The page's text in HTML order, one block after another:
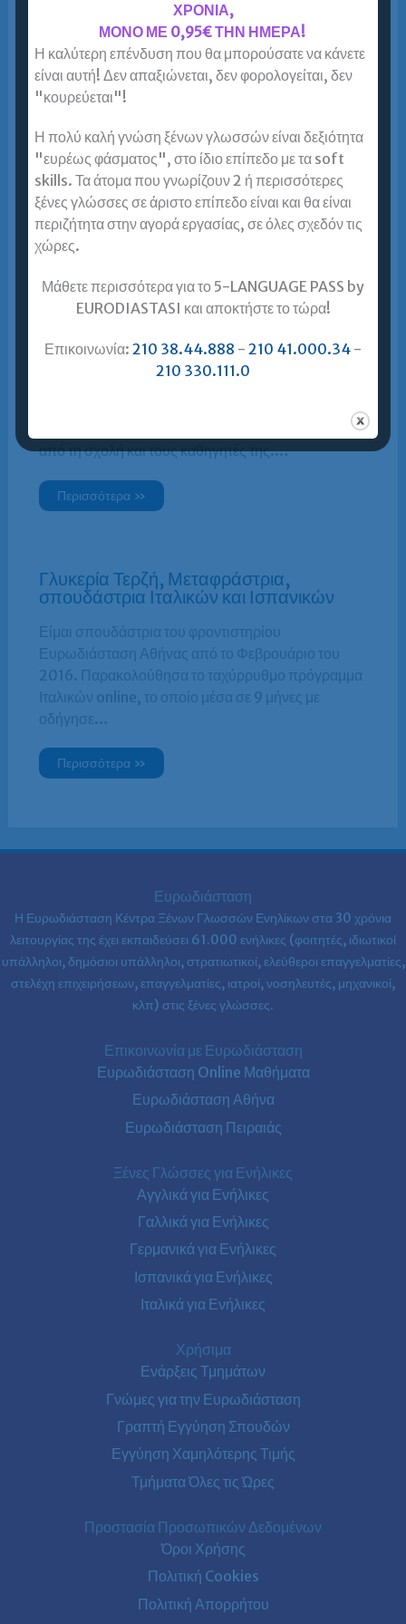
Σπύρος Τσαούσης, Financial
Controller, σπουδαστής TOEIC
Ευρωδιάσταση Πειραιά και πέτυχα score 845!
Έμεινα πολύ ευχαριστημένος από την
Ευρωδιάσταση και τη συστήνω ανεπιφύλακτα σε
κάθε ενήλικο…
Περισσότερα »
φοιτήτρια, σπουδάστρια IELTS
score 8 με την πρώτη. Έμεινα πολύ ικανοποιημένη
από τη σχολή και τους καθηγητές της.…
Περισσότερα »
Γλυκερία Τερζή, Μεταφράστρια,
σπουδάστρια Ιταλικών και Ισπανικών
Είμαι σπουδάστρια του φροντιστηρίου
Ευρωδιάσταση Αθήνας από το Φεβρουάριο του
2016. Παρακολούθησα το ταχύρρυθμο πρόγραμμα
Ιταλικών online, το οποίο μέσα σε 9 μήνες με
οδήγησε…
Περισσότερα »
Ευρωδιάσταση
Η Ευρωδιάσταση Κέντρα Ξένων Γλωσσών Ενηλίκων στα 30 χρόνια
λειτουργίας της έχει εκπαιδεύσει 61.000 ενήλικες (φοιτητές, ιδιωτικοί
υπάλληλοι, δημόσιοι υπάλληλοι, στρατιωτικοί, ελεύθεροι επαγγελματίες,
στελέχη επιχειρήσεων, επαγγελματίες, ιατροί, νοσηλευτές, μηχανικοί,
κλπ) στις ξένες γλώσσες.
Επικοινωνία με Ευρωδιάσταση
Ευρωδιάσταση Online Μαθήματα
Ευρωδιάσταση Αθήνα
Ευρωδιάσταση Πειραιάς
Ξένες Γλώσσες για Ενήλικες
Αγγλικά για Ενήλικες
Γαλλικά για Ενήλικες
Γερμανικά για Ενήλικες
Ισπανικά για Ενήλικες
Ιταλικά για Ενήλικες
Χρήσιμα
Ενάρξεις Τμημάτων
Γνώμες για την Ευρωδιάσταση
Γραπτή Εγγύηση Σπουδών
Εγγύηση Χαμηλότερης Τιμής
Τμήματα Όλες τις Ώρες
Προστασία Προσωπικών Δεδομένων
Όροι Χρήσης
Πολιτική Cookies
Πολιτική Απορρήτου
ΧΡΟΝΙΑ,
ΜΟΝΟ ΜΕ 0,95€ ΤΗΝ ΗΜΕΡΑ!
Η καλύτερη επένδυση που θα μπορούσατε να κάνετε
είναι αυτή! Δεν απαξιώνεται, δεν φορολογείται, δεν
"κουρεύεται"!
Η πολύ καλή γνώση ξένων γλωσσών είναι δεξιότητα
"ευρέως φάσματος", στο ίδιο επίπεδο με τα soft
skills. Τα άτομα που γνωρίζουν 2 ή περισσότερες
ξένες γλώσσες σε άριστο επίπεδο είναι και θα είναι
περιζήτητα στην αγορά εργασίας, σε όλες σχεδόν τις
χώρες.
Μάθετε περισσότερα για το 5-LANGUAGE PASS by
EURODIASTASI και αποκτήστε το τώρα!
Επικοινωνία: 210 38.44.888 - 210 41.000.34 -
210 330.111.0